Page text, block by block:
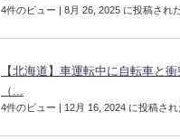
4件のビュー | 8月 26, 2025 に投稿され
【北海道】車運転中に自転車と
（...
4件のビュー | 12月 16, 2024 に投稿され